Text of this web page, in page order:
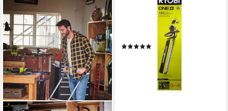
Gartenpflege-Set Ryobi
RY18HT50A-0 Heckenschere
18V 50 cm ohne Akku
mtl. in 12 Raten
lieferbar - in 3-4 Werktagen bei dir